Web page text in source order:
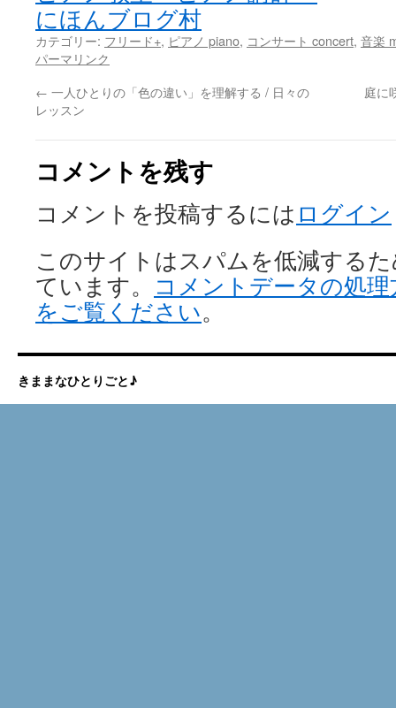
にほんブログ村
カテゴリー: フリード+, ピアノ piano, コンサート concert, 音楽
パーマリンク
← 一人ひとりの「色の違い」を理解する / 日々の
レッスン
庭に
コメントを残す
コメントを投稿するには ログイン
このサイトはスパムを低減するた
ています。
コメントデータの処
をご覧ください。
きままなひとりごと♪